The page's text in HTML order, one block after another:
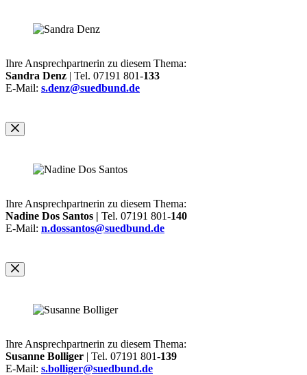
Ihre Ansprechpartnerin zu diesem Thema:
Sandra Denz | Tel. 07191 801-133
E-Mail: s.denz@suedbund.de
Ihre Ansprechpartnerin zu diesem Thema:
Nadine Dos Santos | Tel. 07191 801-140
E-Mail: n.dossantos@suedbund.de
Ihre Ansprechpartnerin zu diesem Thema:
Susanne Bolliger | Tel. 07191 801-139
E-Mail: s.bolliger@suedbund.de